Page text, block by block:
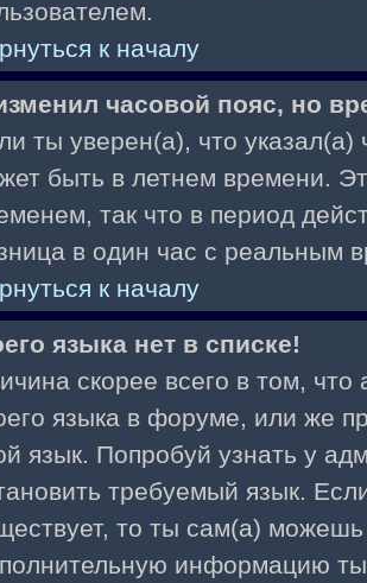
к началу
часовой пояс, но
ты уверен(а), что
быть в летнем времени.
так что в период
в один час с реальным
к началу
языка нет в списке!
скорее всего в том,
языка в форуме, или же
язык. Попробуй узнать у
требуемый язык.
то ты сам(а)
информацию